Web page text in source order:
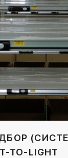
TO-LIGHT